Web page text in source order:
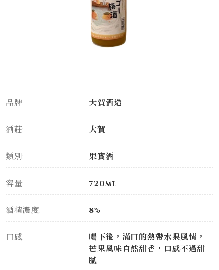
品牌: 大賀酒造
酒莊: 大賀
類別: 果實酒
容量: 720ml
酒精濃度: 8%
口感:
喝下後，滿口的熱帶水果風情，
芒果風味自然甜香，口感不過甜
膩